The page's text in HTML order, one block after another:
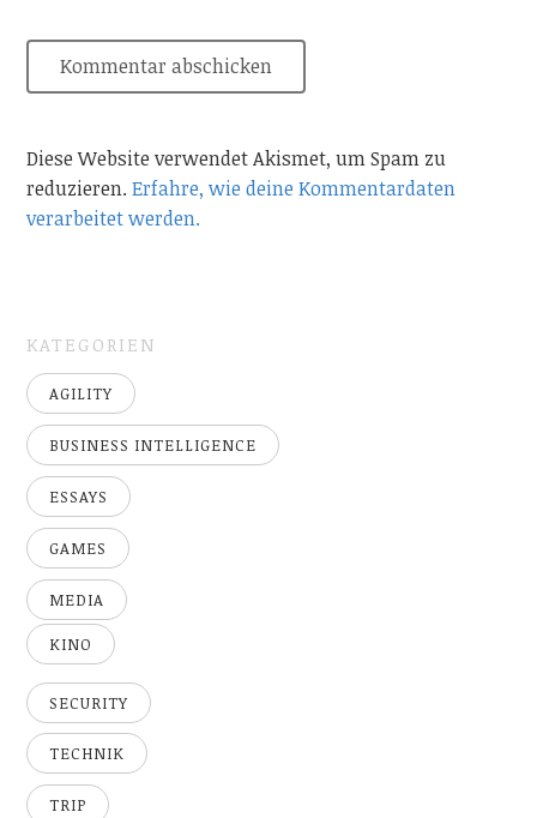
Diese Website verwendet Akismet, um Spam zu
reduzieren.Erfahre, wie deine Kommentardaten
verarbeitet werden.
KATEGORIEN
AGILITY
BUSINESS INTELLIGENCE
ESSAYS
GAMES
MEDIA
KINO
SECURITY
TECHNIK
TRIP